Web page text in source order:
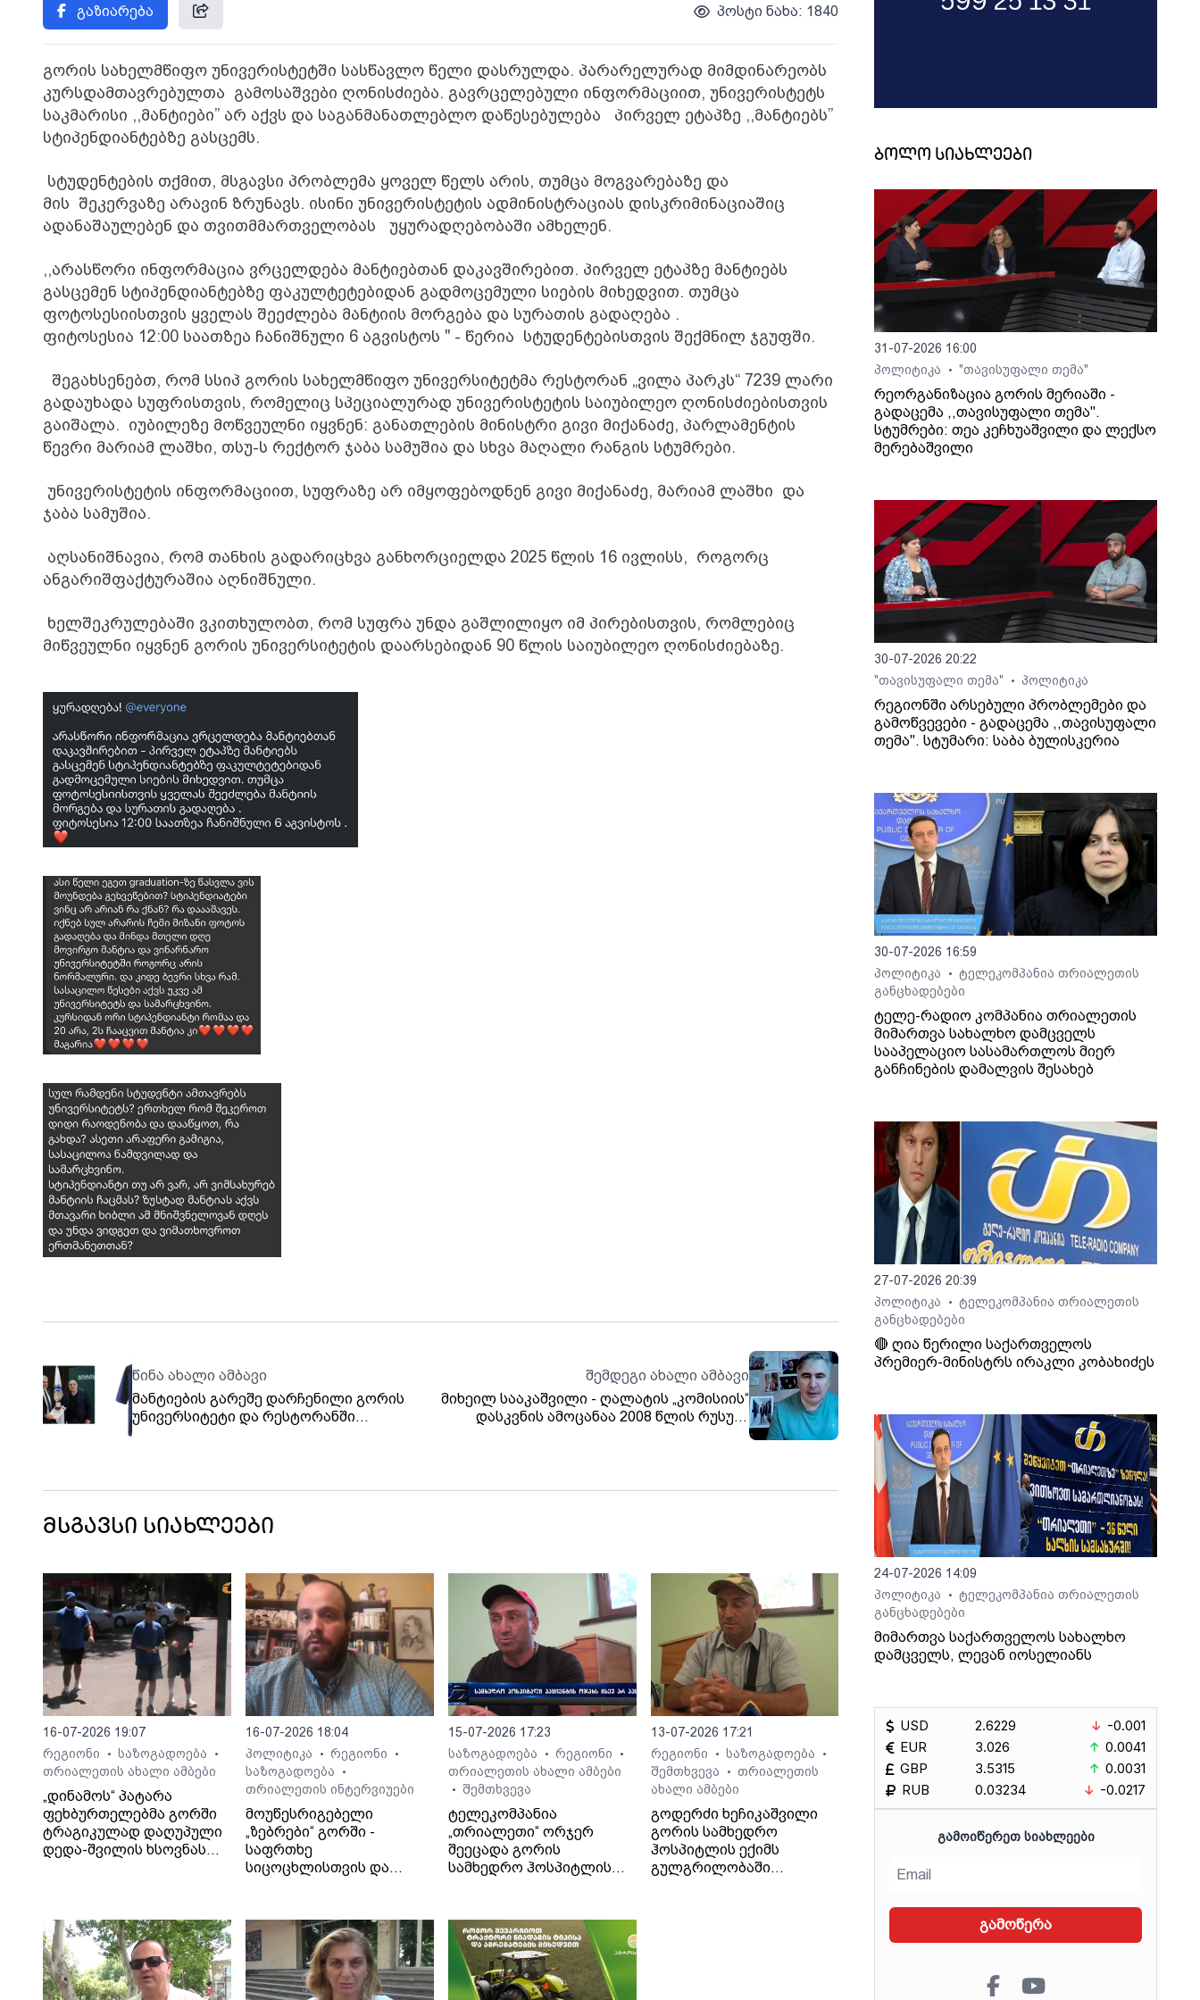
გაზიარება პოსტი ნახა: 1840
გორის სახელმწიფო უნივერისტეტში სასწავლო წელი დასრულდა. პარარელურად მიმდინარეობს
კურსდამთავრებულთა გამოსაშვები ღონისძიება. გავრცელებული ინფორმაციით, უნივერისტეტს
საკმარისი ,,მანტიები” არ აქვს და საგანმანათლებლო დაწესებულება
პირველ ეტაპზე ,,მანტიებს”
სტიპენდიანტებზე გასცემს.
სტუდენტების თქმით, მსგავსი პრობლემა ყოველ წელს არის, თუმცა მოგვარებაზე და
მის შეკერვაზე არავინ ზრუნავს. ისინი უნივერისტეტის ადმინისტრაციას დისკრიმინაციაშიც
ადანაშაულებენ და თვითმმართველობას
უყურადღებობაში ამხელენ.
,,არასწორი ინფორმაცია ვრცელდება მანტიებთან დაკავშირებით. პირველ ეტაპზე მანტიებს
გასცემენ სტიპენდიანტებზე ფაკულტეტებიდან გადმოცემული სიების მიხედვით. თუმცა
ფოტოსესიისთვის ყველას შეეძლება მანტიის მორგება და სურათის გადაღება .
ფიტოსესია 12:00 საათზეა ჩანიშნული 6 აგვისტოს " - წერია სტუდენტებისთვის შექმნილ ჯგუფში.
შეგახსენებთ, რომ სსიპ გორის სახელმწიფო უნივერსიტეტმა რესტორან „ვილა პარკს“ 7239 ლარი
გადაუხადა სუფრისთვის, რომელიც სპეციალურად უნივერისტეტის საიუბილეო ღონისძიებისთვის
გაიშალა. იუბილეზე მოწვეულნი იყვნენ: განათლების მინისტრი გივი მიქანაძე, პარლამენტის
წევრი მარიამ ლაშხი, თსუ-ს რექტორ ჯაბა სამუშია და სხვა მაღალი რანგის სტუმრები.
უნივერისტეტის ინფორმაციით, სუფრაზე არ იმყოფებოდნენ გივი მიქანაძე, მარიამ ლაშხი და
ჯაბა სამუშია.
აღსანიშნავია, რომ თანხის გადარიცხვა განხორციელდა 2025 წლის 16 ივლისს, როგორც
ანგარიშფაქტურაშია აღნიშნული.
ხელშეკრულებაში ვკითხულობთ, რომ სუფრა უნდა გაშლილიყო იმ პირებისთვის, რომლებიც
მიწვეულნი იყვნენ გორის უნივერსიტეტის დაარსებიდან 90 წლის საიუბილეო ღონისძიებაზე.
წინა ახალი ამბავი
მანტიების გარეშე დარჩენილი გორის
უნივერსიტეტი და რესტორანში
შემდეგი ახალი ამბავი
მიხეილ სააკაშვილი - ღალატის „კომისიის“
დასკვნის ამოცანაა 2008 წლის რუსულ
აგრესიაში დაადანაშაულოს საქართველო
მსგავსი სიახლეები
16-07-2026 19:07
რეგიონი
• საზოგადოება •
თრიალეთის ახალი ამბები
„დინამოს“ პატარა
ფეხბურთელებმა გორში
ტრაგიკულად დაღუპული
დედა-შვილის ხსოვნას
16-07-2026 18:04
პოლიტიკა
• რეგიონი •
საზოგადოება •
თრიალეთის ინტერვიუები
მოუწესრიგებელი
„ზებრები“ გორში -
საფრთხე
სიცოცხლისთვის და
15-07-2026 17:23
საზოგადოება
• რეგიონი •
თრიალეთის ახალი ამბები
• შემთხვევა
ტელეკომპანია
„თრიალეთი“ ორჯერ
შეეცადა გორის
სამხედრო ჰოსპიტლის
ბრალდებებთან
დაკავშირებით, თუმცა
უწყებამ ორივეჯერ
დუმილი არჩია.
ჟურნალისტები
13-07-2026 17:21
რეგიონი
• საზოგადოება •
შემთხვევა • თრიალეთის
ახალი ამბები
გოდერძი ხეჩიკაშვილი
გორის სამხედრო
ჰოსპიტლის ექიმს
გულგრილობაში
ბოლო სიახლეები
31-07-2026 16:00
პოლიტიკა
• "თავისუფალი თემა"
რეორგანიზაცია გორის მერიაში -
გადაცემა ,,თავისუფალი თემა".
სტუმრები: თეა კეჩხუაშვილი და ლექსო
მერებაშვილი
30-07-2026 20:22
"თავისუფალი თემა"
• პოლიტიკა
რეგიონში არსებული პრობლემები და
გამოწვევები - გადაცემა ,,თავისუფალი
თემა". სტუმარი: საბა ბულისკერია
30-07-2026 16:59
პოლიტიკა
•
ტელეკომპანია თრიალეთის
განცხადებები
ტელე-რადიო კომპანია თრიალეთის
მიმართვა სახალხო დამცველს
სააპელაციო სასამართლოს მიერ
განჩინების დამალვის შესახებ
27-07-2026 20:39
პოლიტიკა
•
ტელეკომპანია თრიალეთის
განცხადებები
🔴 ღია წერილი საქართველოს
პრემიერ-მინისტრს ირაკლი კობახიძეს
24-07-2026 14:09
პოლიტიკა
•
ტელეკომპანია თრიალეთის
განცხადებები
მიმართვა საქართველოს სახალხო
დამცველს, ლევან იოსელიანს
USD
EUR
GBP
RUB
2.6229
3.026
3.5315
0.03234
-0.001
0.0041
0.0031
-0.0217
ᲒᲐᲛᲝᲘᲬᲔᲠᲔᲗ ᲡᲘᲐᲮᲚᲔᲔᲑᲘ
გამოწერა